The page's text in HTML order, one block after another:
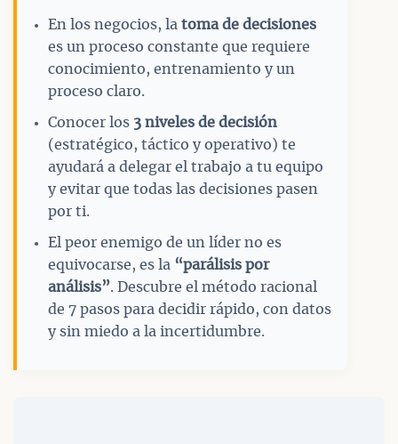
En los negocios, la toma de decisiones
es un proceso constante que requiere
conocimiento, entrenamiento y un
proceso claro.
Conocer los 3 niveles de decisión
(estratégico, táctico y operativo) te
ayudará a delegar el trabajo a tu equipo
y evitar que todas las decisiones pasen
por ti.
El peor enemigo de un líder no es
equivocarse, es la “parálisis por
análisis”. Descubre el método racional
de 7 pasos para decidir rápido, con datos
y sin miedo a la incertidumbre.